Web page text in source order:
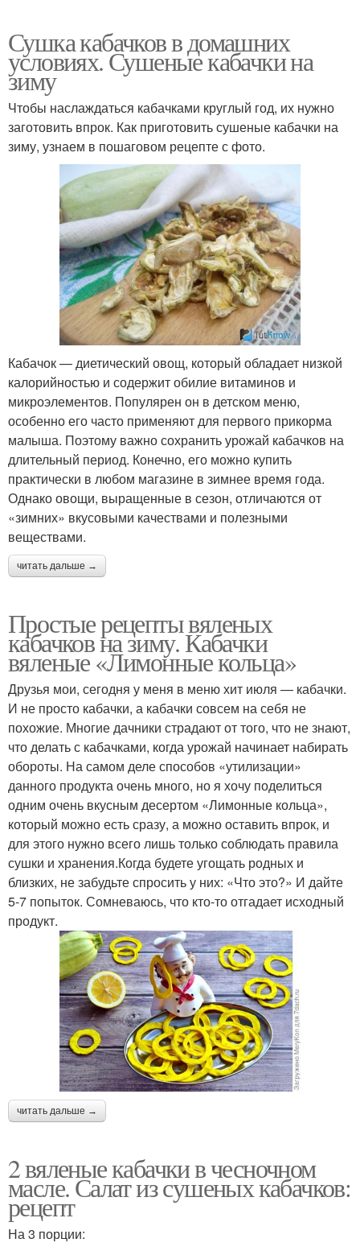
Сушка кабачков в домашних
условиях. Сушеные кабачки на
зиму
Чтобы наслаждаться кабачками круглый год, их нужно
заготовить впрок. Как приготовить сушеные кабачки на
зиму, узнаем в пошаговом рецепте с фото.
Кабачок — диетический овощ, который обладает низкой
калорийностью и содержит обилие витаминов и
микроэлементов. Популярен он в детском меню,
особенно его часто применяют для первого прикорма
малыша. Поэтому важно сохранить урожай кабачков на
длительный период. Конечно, его можно купить
практически в любом магазине в зимнее время года.
Однако овощи, выращенные в сезон, отличаются от
«зимних» вкусовыми качествами и полезными
веществами.
читать дальше →
Простые рецепты вяленых
кабачков на зиму. Кабачки
вяленые «Лимонные кольца»
Друзья мои, сегодня у меня в меню хит июля — кабачки.
И не просто кабачки, а кабачки совсем на себя не
похожие. Многие дачники страдают от того, что не знают,
что делать с кабачками, когда урожай начинает набирать
обороты. На самом деле способов «утилизации»
данного продукта очень много, но я хочу поделиться
одним очень вкусным десертом «Лимонные кольца»,
который можно есть сразу, а можно оставить впрок, и
для этого нужно всего лишь только соблюдать правила
сушки и хранения.Когда будете угощать родных и
близких, не забудьте спросить у них: «Что это?» И дайте
5-7 попыток. Сомневаюсь, что кто-то отгадает исходный
продукт.
читать дальше →
2 вяленые кабачки в чесночном
масле. Салат из сушеных кабачков:
рецепт
На 3 порции: